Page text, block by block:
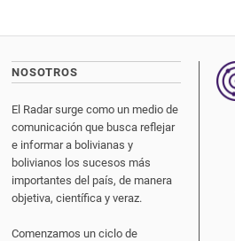
NOSOTROS
El Radar surge como un medio de
comunicación que busca reflejar
e informar a bolivianas y
bolivianos los sucesos más
importantes del país, de manera
objetiva, científica y veraz.
Comenzamos un ciclo de